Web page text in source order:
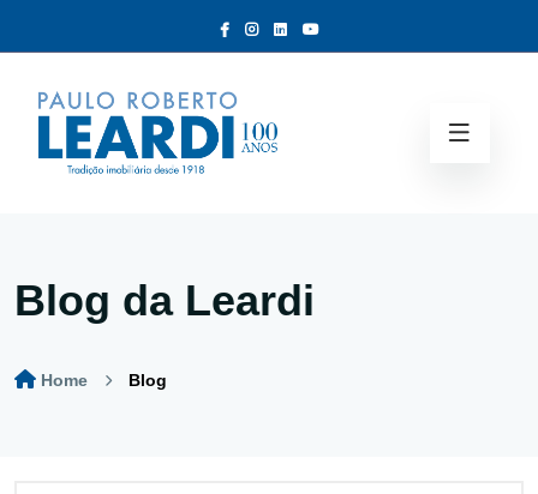
Blog da Leardi
Home Blog